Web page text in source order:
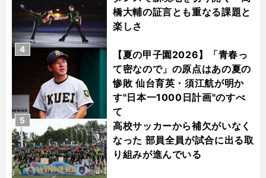
橋大輔の証言とも重なる課題と
楽しさ
【夏の甲子園2026】「青春っ
て密なので」の原点はあの夏の
惨敗 仙台育英・須江航が明か
す"日本一1000日計画"のすべ
て
4
高校サッカーから補欠がいなく
なった 部員全員が試合に出る取
り組みが進んでいる
5